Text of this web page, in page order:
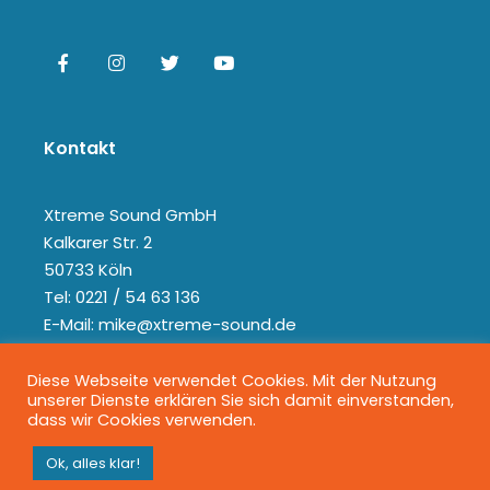
Kontakt
Xtreme Sound GmbH
Kalkarer Str. 2
50733 Köln
Tel: 0221 / 54 63 136
E-Mail: mike@xtreme-sound.de
Diese Webseite verwendet Cookies. Mit der Nutzung
unserer Dienste erklären Sie sich damit einverstanden,
dass wir Cookies verwenden.
Ok, alles klar!